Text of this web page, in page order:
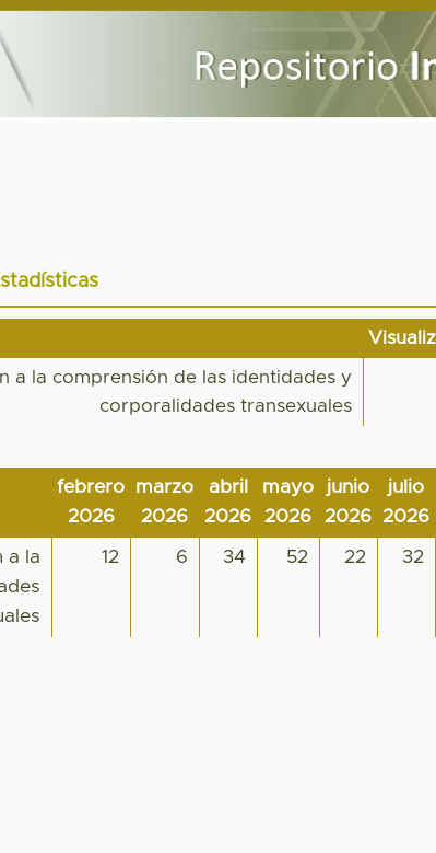
a la comprensión de las identidades y
corporalidades transexuales
febrero
2026
marzo
2026
abril
2026
mayo
2026
junio
2026
julio
2026
a la
12 6 34 52 22 32